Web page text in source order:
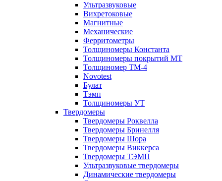
Ультразвуковые
Вихретоковые
Магнитные
Механические
Ферритометры
Толщиномеры Константа
Толщиномеры покрытий МТ
Толщиномер ТМ-4
Novotest
Булат
Тэмп
Толщиномеры УТ
Твердомеры
Твердомеры Роквелла
Твердомеры Бринелля
Твердомеры Шора
Твердомеры Виккерса
Твердомеры ТЭМП
Ультразвуковые твердомеры
Динамические твердомеры